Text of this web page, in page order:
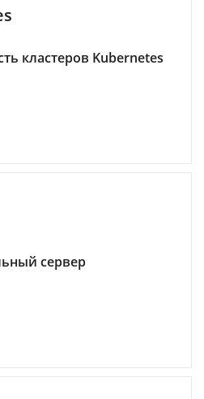
кластеров Kubernetes
сервер